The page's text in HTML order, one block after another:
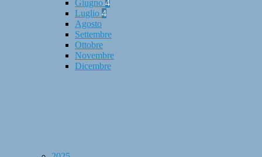
Giugno 4
Luglio 4
Agosto
Settembre
Ottobre
Novembre
Dicembre